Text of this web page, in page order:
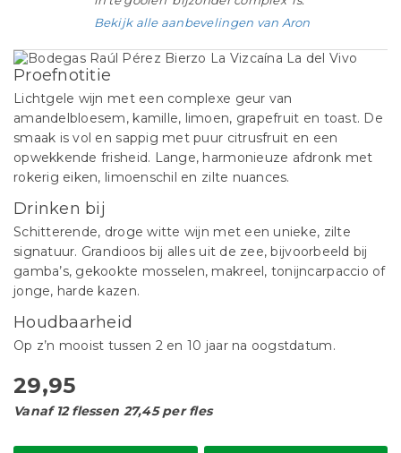
Bekijk alle aanbevelingen van Aron
Proefnotitie
Lichtgele wijn met een complexe geur van
amandelbloesem, kamille, limoen, grapefruit en toast. De
smaak is vol en sappig met puur citrusfruit en een
opwekkende frisheid. Lange, harmonieuze afdronk met
rokerig eiken, limoenschil en zilte nuances.
Drinken bij
Schitterende, droge witte wijn met een unieke, zilte
signatuur. Grandioos bij alles uit de zee, bijvoorbeeld bij
gamba’s, gekookte mosselen, makreel, tonijncarpaccio of
jonge, harde kazen.
Houdbaarheid
Op z’n mooist tussen 2 en 10 jaar na oogstdatum.
29,95
Vanaf 12 flessen 27,45 per fles